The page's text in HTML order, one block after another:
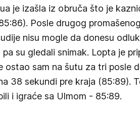
je izašla iz obruča što je
Posle drugog
nisu mogle da donesu
su gledali snimak. Lopta je
ostao sam na šutu za tri posle
38 sekundi pre kraja (85:89).
i igraće sa Ulmom - 85:89.